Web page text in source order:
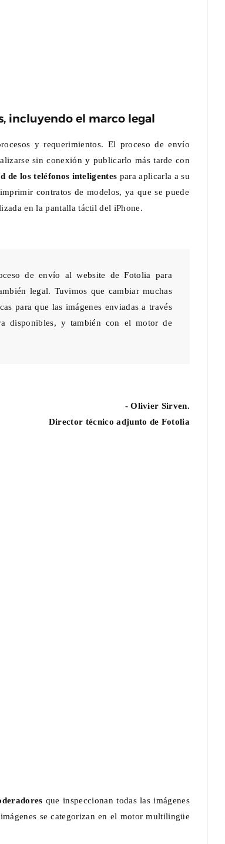
incluyendo el marco legal
y requerimientos. El proceso de envío
sin conexión y publicarlo más tarde con
de los teléfonos inteligentes para aplicarla a su
contratos de modelos, ya que se puede
en la pantalla táctil del iPhone.
de envío al website de Fotolia para
legal. Tuvimos que cambiar muchas
para que las imágenes enviadas a través
disponibles, y también con el motor de
- Olivier Sirven.
Director técnico adjunto de Fotolia
que inspeccionan todas las imágenes
se categorizan en el motor multilingüe